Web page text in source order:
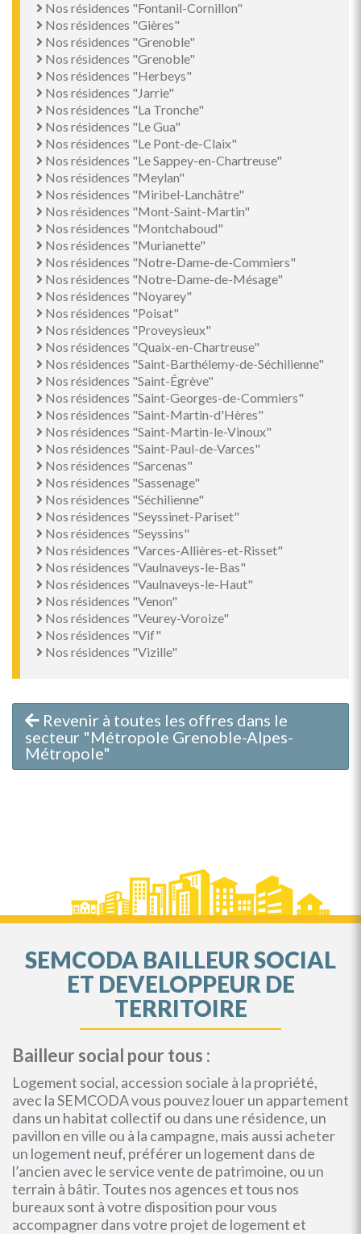
Nos résidences "Fontanil-Cornillon"
Nos résidences "Gières"
Nos résidences "Grenoble"
Nos résidences "Grenoble"
Nos résidences "Herbeys"
Nos résidences "Jarrie"
Nos résidences "La Tronche"
Nos résidences "Le Gua"
Nos résidences "Le Pont-de-Claix"
Nos résidences "Le Sappey-en-Chartreuse"
Nos résidences "Meylan"
Nos résidences "Miribel-Lanchâtre"
Nos résidences "Mont-Saint-Martin"
Nos résidences "Montchaboud"
Nos résidences "Murianette"
Nos résidences "Notre-Dame-de-Commiers"
Nos résidences "Notre-Dame-de-Mésage"
Nos résidences "Noyarey"
Nos résidences "Poisat"
Nos résidences "Proveysieux"
Nos résidences "Quaix-en-Chartreuse"
Nos résidences "Saint-Barthélemy-de-Séchilienne"
Nos résidences "Saint-Égrève"
Nos résidences "Saint-Georges-de-Commiers"
Nos résidences "Saint-Martin-d'Hères"
Nos résidences "Saint-Martin-le-Vinoux"
Nos résidences "Saint-Paul-de-Varces"
Nos résidences "Sarcenas"
Nos résidences "Sassenage"
Nos résidences "Séchilienne"
Nos résidences "Seyssinet-Pariset"
Nos résidences "Seyssins"
Nos résidences "Varces-Allières-et-Risset"
Nos résidences "Vaulnaveys-le-Bas"
Nos résidences "Vaulnaveys-le-Haut"
Nos résidences "Venon"
Nos résidences "Veurey-Voroize"
Nos résidences "Vif"
Nos résidences "Vizille"
Revenir à toutes les offres dans le
secteur "Métropole Grenoble-Alpes-
Métropole"
SEMCODA BAILLEUR SOCIAL
ET DEVELOPPEUR DE
TERRITOIRE
Bailleur social pour tous :
Logement social, accession sociale à la propriété,
avec la SEMCODA vous pouvez louer un appartement
dans un habitat collectif ou dans une résidence, un
pavillon en ville ou à la campagne, mais aussi acheter
un logement neuf, préférer un logement dans de
l’ancien avec le service vente de patrimoine, ou un
terrain à bâtir. Toutes nos agences et tous nos
bureaux sont à votre disposition pour vous
accompagner dans votre projet de logement et